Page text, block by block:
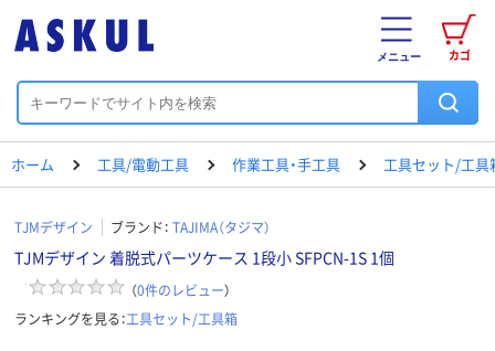
カゴ
メニュー
ホーム 工具/電動工具 作業工具・手工具 工具セット/工具
TJMデザイン ブランド： TAJIMA（タジマ）
TJMデザイン 着脱式パーツケース 1段小 SFPCN-1S 1個
（0件のレビュー）
ランキングを見る：工具セット/工具箱